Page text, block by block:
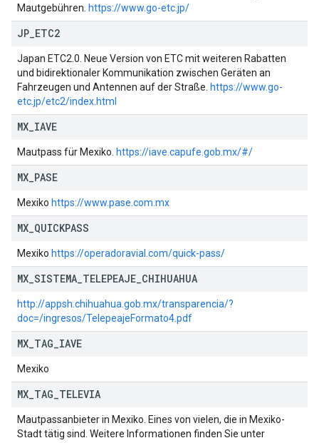
Mautgebühren. https://www.go-etc.jp/
JP ETC2
Japan ETC2.0. Neue Version von ETC mit weiteren Rabatten
und bidirektionaler Kommunikation zwischen Geräten an
Fahrzeugen und Antennen auf der Straße. https://www.go-
etc.jp/etc2/index.html
MX IAVE
Mautpass für Mexiko. https://iave.capufe.gob.mx/#/
MX PASE
Mexiko https://www.pase.com.mx
MX QUICKPASS
Mexiko https://operadoravial.com/quick-pass/
MX SISTEMA TELEPEAJE CHIHUAHUA
http://appsh.chihuahua.gob.mx/transparencia/?
doc=/ingresos/TelepeajeFormato4.pdf
MX TAG IAVE
Mexiko
MX TAG TELEVIA
Mautpassanbieter in Mexiko. Eines von vielen, die in Mexiko-
Stadt tätig sind. Weitere Informationen finden Sie unter